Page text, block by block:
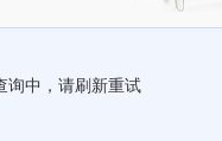
询中，请刷新重试